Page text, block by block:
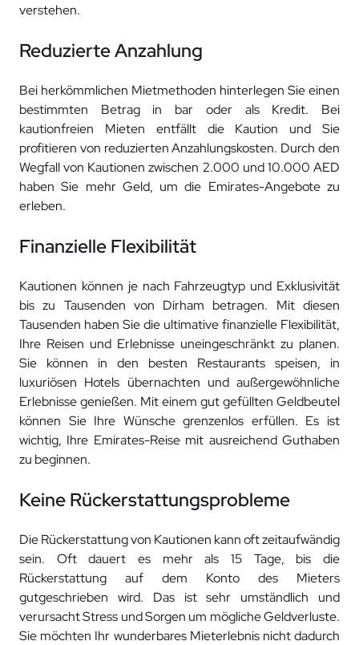
verstehen.
Reduzierte Anzahlung
Bei herkömmlichen Mietmethoden hinterlegen Sie einen
bestimmten Betrag in bar oder als Kredit. Bei
kautionfreien Mieten entfällt die Kaution und Sie
profitieren von reduzierten Anzahlungskosten. Durch den
Wegfall von Kautionen zwischen 2.000 und 10.000 AED
haben Sie mehr Geld, um die Emirates-Angebote zu
erleben.
Finanzielle Flexibilität
Kautionen können je nach Fahrzeugtyp und Exklusivität
bis zu Tausenden von Dirham betragen. Mit diesen
Tausenden haben Sie die ultimative finanzielle Flexibilität,
Ihre Reisen und Erlebnisse uneingeschränkt zu planen.
Sie können in den besten Restaurants speisen, in
luxuriösen Hotels übernachten und außergewöhnliche
Erlebnisse genießen. Mit einem gut gefüllten Geldbeutel
können Sie Ihre Wünsche grenzenlos erfüllen. Es ist
wichtig, Ihre Emirates-Reise mit ausreichend Guthaben
zu beginnen.
Keine Rückerstattungsprobleme
Die Rückerstattung von Kautionen kann oft zeitaufwändig
sein. Oft dauert es mehr als 15 Tage, bis die
Rückerstattung auf dem Konto des Mieters
gutgeschrieben wird. Das ist sehr umständlich und
verursacht Stress und Sorgen um mögliche Geldverluste.
Sie möchten Ihr wunderbares Mieterlebnis nicht dadurch